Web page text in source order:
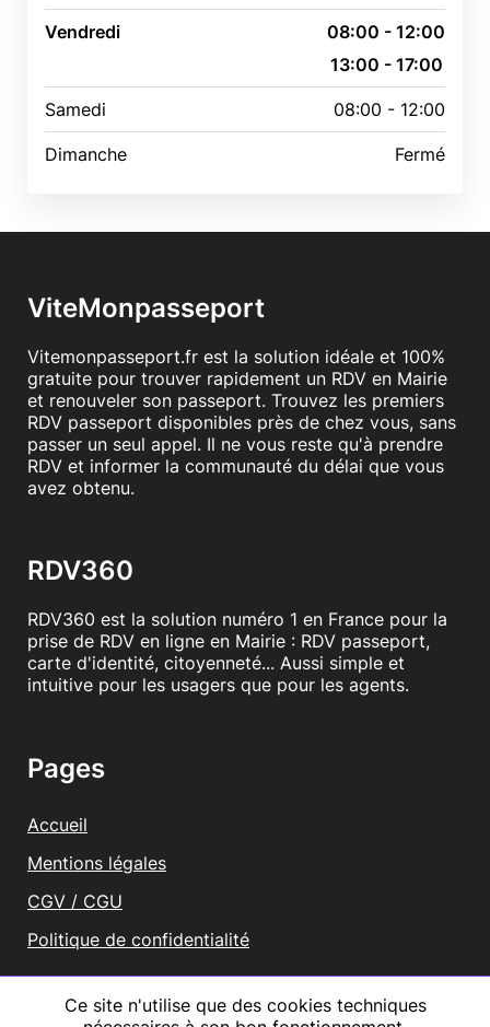
Vendredi
08:00 - 12:00
13:00 - 17:00
Samedi 08:00 - 12:00
Dimanche Fermé
Ce site n'utilise que des cookies techniques
ViteMonpasseport
Vitemonpasseport.fr est la solution idéale et 100%
gratuite pour trouver rapidement un RDV en Mairie
et renouveler son passeport. Trouvez les premiers
RDV passeport disponibles près de chez vous, sans
passer un seul appel. Il ne vous reste qu'à prendre
RDV et informer la communauté du délai que vous
avez obtenu.
RDV360
RDV360 est la solution numéro 1 en France pour la
prise de RDV en ligne en Mairie : RDV passeport,
carte d'identité, citoyenneté... Aussi simple et
intuitive pour les usagers que pour les agents.
Pages
Accueil
Mentions légales
CGV / CGU
Politique de confidentialité
Vous représentez une mairie ?